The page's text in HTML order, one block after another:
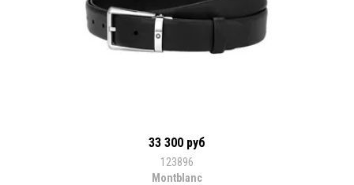
33 300 руб
123896
Montblanc